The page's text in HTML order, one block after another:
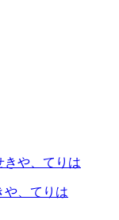
や、てりは